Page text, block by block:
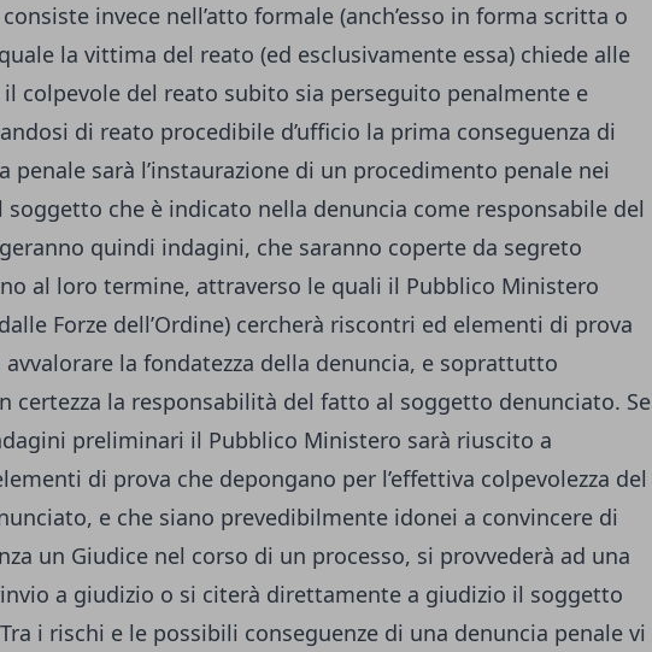
invece nell’atto formale (anch’esso in forma scritta o
la vittima del reato (ed esclusivamente essa) chiede alle
colpevole del reato subito sia perseguito penalmente e
di reato procedibile d’ufficio la prima conseguenza di
penale sarà l’instaurazione di un procedimento penale nei
che è indicato nella denuncia come responsabile del
quindi indagini, che saranno coperte da segreto
al loro termine, attraverso le quali il Pubblico Ministero
Forze dell’Ordine) cercherà riscontri ed elementi di prova
avvalorare la fondatezza della denuncia, e soprattutto
certezza la responsabilità del fatto al soggetto denunciato. Se
preliminari il Pubblico Ministero sarà riuscito a
di prova che depongano per l’effettiva colpevolezza del
e che siano prevedibilmente idonei a convincere di
un Giudice nel corso di un processo, si provvederà ad una
a giudizio o si citerà direttamente a giudizio il soggetto
i rischi e le possibili conseguenze di una denuncia penale vi